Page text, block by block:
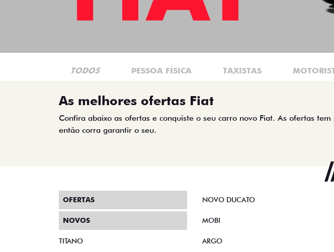
TODOS PESSOA FÍSICA TAXISTAS
As melhores ofertas Fiat
Confira abaixo as ofertas e conquiste o seu carro novo Fiat. As ofertas tem
então corra garantir o seu.
OFERTAS
NOVOS
TITANO
NOVO DUCATO
MOBI
ARGO